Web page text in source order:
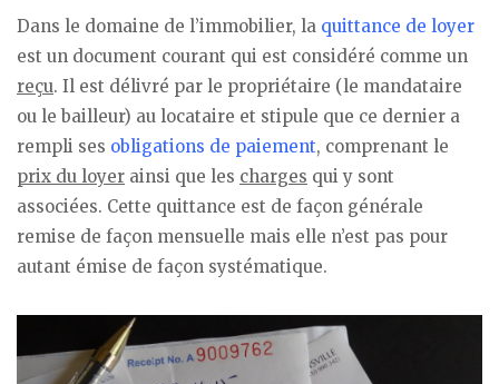
Dans le domaine de l’immobilier, la quittance de loyer
est un document courant qui est considéré comme un
reçu. Il est délivré par le propriétaire (le mandataire
ou le bailleur) au locataire et stipule que ce dernier a
rempli ses obligations de paiement, comprenant le
prix du loyer ainsi que les charges qui y sont
associées. Cette quittance est de façon générale
remise de façon mensuelle mais elle n’est pas pour
autant émise de façon systématique.